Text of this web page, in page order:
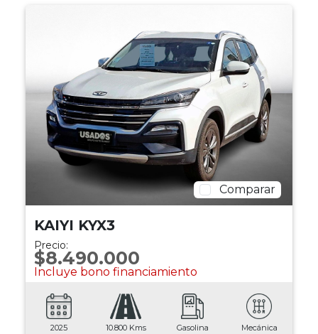
Comparar
KAIYI KYX3
Precio:
$8.490.000
Incluye bono financiamiento
2025 10.800 Kms Gasolina Mecánica